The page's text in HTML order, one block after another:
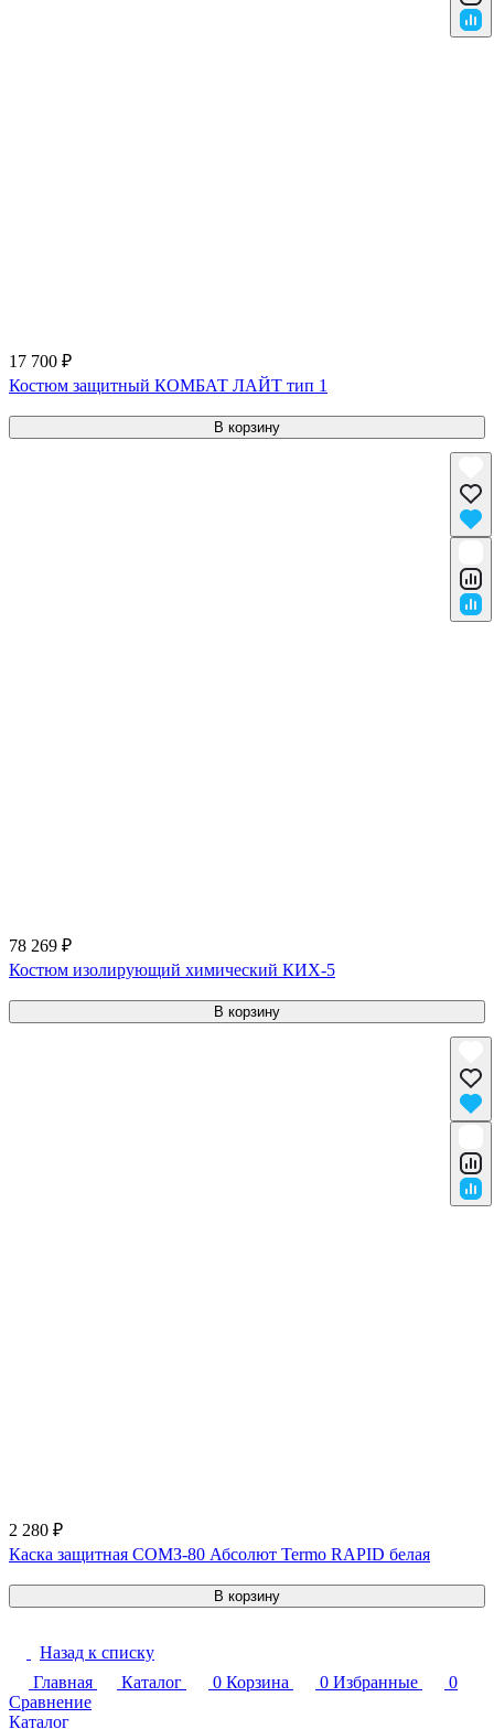
17 700 ₽
Костюм защитный КОМБАТ ЛАЙТ тип 1
В корзину
78 269 ₽
Костюм изолирующий химический КИХ-5
В корзину
2 280 ₽
Каска защитная СОМЗ-80 Абсолют Termo RAPID белая
В корзину
Назад к списку
Главная
Каталог 0 Корзина 0 Избранные
0
Сравнение
Каталог